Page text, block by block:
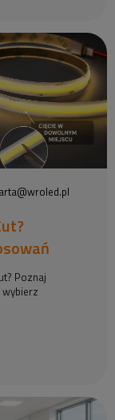
Poznaj